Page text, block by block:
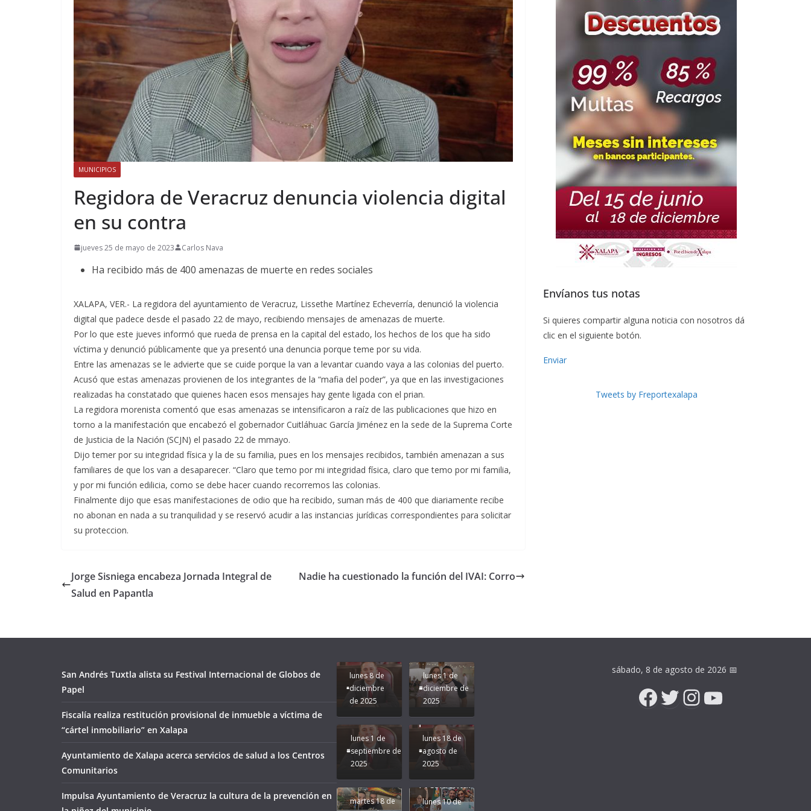
MUNICIPIOS
Regidora de Veracruz denuncia violencia digital
en su contra
jueves 25 de mayo de 2023 Carlos Nava
Ha recibido más de 400 amenazas de muerte en redes sociales
XALAPA, VER.- La regidora del ayuntamiento de Veracruz, Lissethe Martínez Echeverría, denunció la violencia
digital que padece desde el pasado 22 de mayo, recibiendo mensajes de amenazas de muerte.
Por lo que este jueves informó que rueda de prensa en la capital del estado, los hechos de los que ha sido
víctima y denunció públicamente que ya presentó una denuncia porque teme por su vida.
Entre las amenazas se le advierte que se cuide porque la van a levantar cuando vaya a las colonias del puerto.
Acusó que estas amenazas provienen de los integrantes de la “mafia del poder”, ya que en las investigaciones
realizadas ha constatado que quienes hacen esos mensajes hay gente ligada con el prian.
La regidora morenista comentó que esas amenazas se intensificaron a raíz de las publicaciones que hizo en
torno a la manifestación que encabezó el gobernador Cuitláhuac García Jiménez en la sede de la Suprema Corte
de Justicia de la Nación (SCJN) el pasado 22 de mmayo.
Dijo temer por su integridad física y la de su familia, pues en los mensajes recibidos, también amenazan a sus
familiares de que los van a desaparecer. “Claro que temo por mi integridad física, claro que temo por mi familia,
y por mi función edilicia, como se debe hacer cuando recorremos las colonias.
Finalmente dijo que esas manifestaciones de odio que ha recibido, suman más de 400 que diariamente recibe
no abonan en nada a su tranquilidad y se reservó acudir a las instancias jurídicas correspondientes para solicitar
su proteccion.
Jorge Sisniega encabeza Jornada Integral de
Salud en Papantla
Nadie ha cuestionado la función del IVAI: Corro
Envíanos tus notas
Si quieres compartir alguna noticia con nosotros dá
clic en el siguiente botón.
Enviar
Tweets by Freportexalapa
San Andrés Tuxtla alista su Festival Internacional de Globos de
Papel
Fiscalía realiza restitución provisional de inmueble a víctima de
“cártel inmobiliario” en Xalapa
Ayuntamiento de Xalapa acerca servicios de salud a los Centros
Comunitarios
Impulsa Ayuntamiento de Veracruz la cultura de la prevención en
lunes 8 de
diciembre
de 2025
lunes 1 de
diciembre de
2025
Apoyo y
Seguimos la
Ruta que
Marca
Nuestra
Rocío Nahle.
lunes 1 de
septiembre de
2025
Pongamos
de moda;
San
Andrés
Tuxtla
presente.
lunes 18 de
agosto de
2025
Difamación
martes 18 de
Presidenta!
lunes 10 de
sábado, 8 de agosto de 2026 📅
Facebook
Twitter
Instagram
YouTube